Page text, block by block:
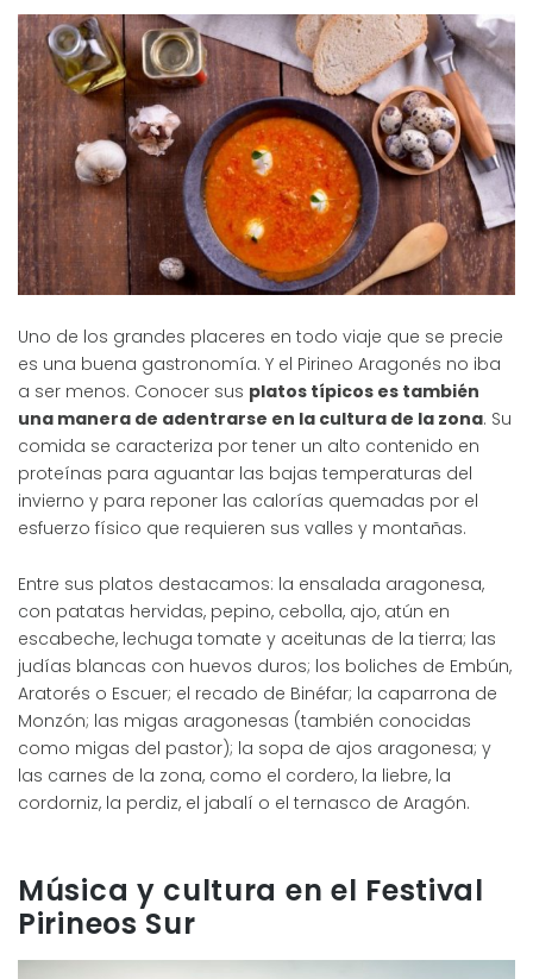
Uno de los grandes placeres en todo viaje que se precie
es una buena gastronomía. Y el Pirineo Aragonés no iba
a ser menos. Conocer sus platos típicos es también
una manera de adentrarse en la cultura de la zona. Su
comida se caracteriza por tener un alto contenido en
proteínas para aguantar las bajas temperaturas del
invierno y para reponer las calorías quemadas por el
esfuerzo físico que requieren sus valles y montañas.
Entre sus platos destacamos: la ensalada aragonesa,
con patatas hervidas, pepino, cebolla, ajo, atún en
escabeche, lechuga tomate y aceitunas de la tierra; las
judías blancas con huevos duros; los boliches de Embún,
Aratorés o Escuer; el recado de Binéfar; la caparrona de
Monzón; las migas aragonesas (también conocidas
como migas del pastor); la sopa de ajos aragonesa; y
las carnes de la zona, como el cordero, la liebre, la
cordorniz, la perdiz, el jabalí o el ternasco de Aragón.
Música y cultura en el Festival
Pirineos Sur